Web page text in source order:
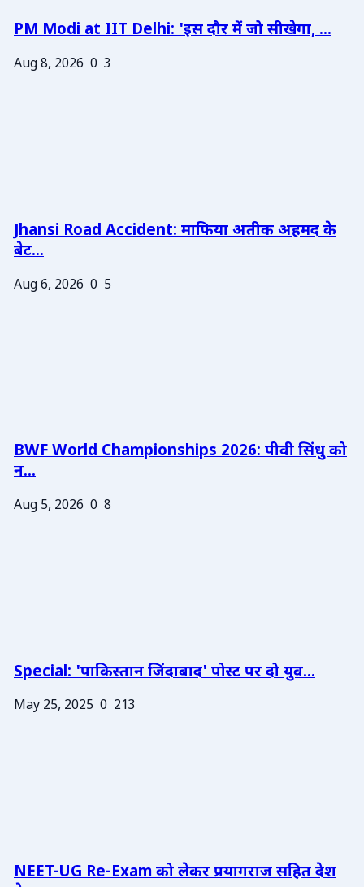
PM Modi at IIT Delhi: 'इस दौर में जो सीखेगा, ...
Aug 8, 2026 0 3
Jhansi Road Accident: माफिया अतीक अहमद के
बेट...
Aug 6, 2026 0 5
BWF World Championships 2026: पीवी सिंधु को
न...
Aug 5, 2026 0 8
Special: 'पाकिस्तान जिंदाबाद' पोस्ट पर दो युव...
May 25, 2025 0 213
NEET-UG Re-Exam को लेकर प्रयागराज सहित देश